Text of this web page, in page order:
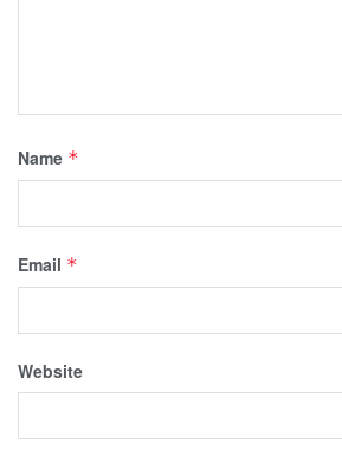
Name *
Email *
Website